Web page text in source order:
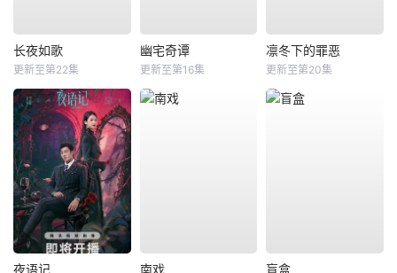
长夜如歌
更新至第22集
幽宅奇谭
更新至第16集
凛冬下的罪恶
更新至第20集
夜语记 南戏 盲盒